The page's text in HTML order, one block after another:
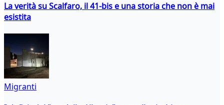
La verità su Scalfaro, il 41-bis e una storia che non è mai
esistita
Migranti